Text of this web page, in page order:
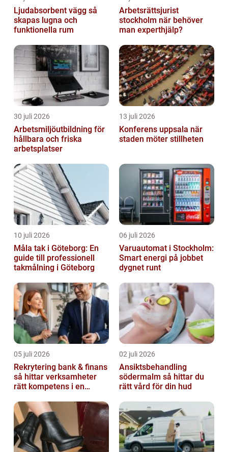
Ljudabsorbent vägg så
skapas lugna och
funktionella rum
Arbetsrättsjurist
stockholm när behöver
man experthjälp?
30 juli 2026
Arbetsmiljöutbildning för
hållbara och friska
arbetsplatser
13 juli 2026
Konferens uppsala när
staden möter stillheten
10 juli 2026
Måla tak i Göteborg: En
guide till professionell
takmålning i Göteborg
06 juli 2026
Varuautomat i Stockholm:
Smart energi på jobbet
dygnet runt
05 juli 2026
Rekrytering bank & finans
så hittar verksamheter
rätt kompetens i en
02 juli 2026
Ansiktsbehandling
södermalm så hittar du
rätt vård för din hud